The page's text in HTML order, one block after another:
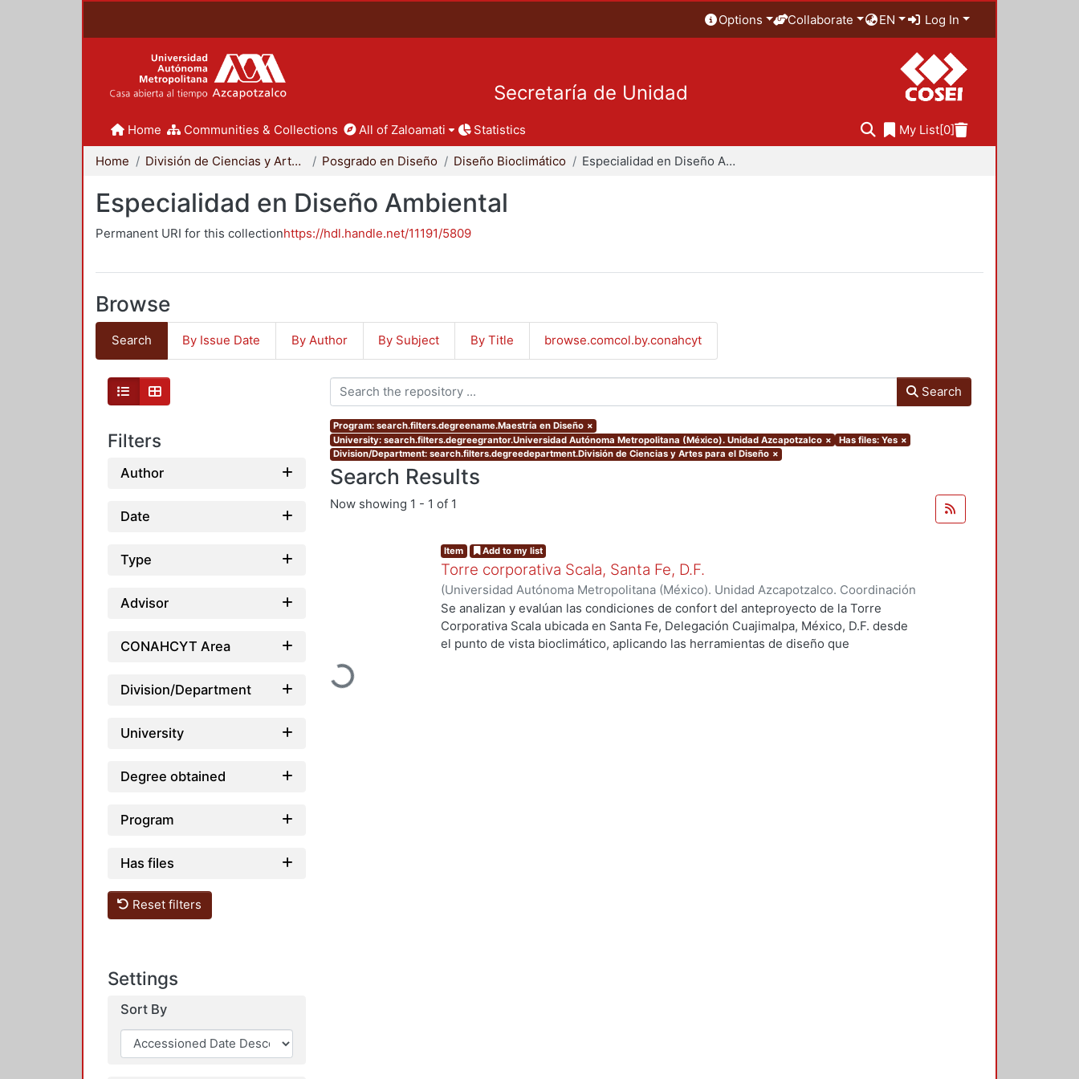
Options Collaborate EN Log In
Secretaría de Unidad
Home Communities & Collections All of Zaloamati Statistics My List[0]
Home División de Ciencias y Artes para el Diseño Posgrado en Diseño Diseño Bioclimático Especialidad en Diseño Ambiental
Especialidad en Diseño Ambiental
Permanent URI for this collectionhttps://hdl.handle.net/11191/5809
Browse
Search By Issue Date By Author By Subject By Title browse.comcol.by.conahcyt
Filters
Author
Date
Type
Advisor
CONAHCYT Area
Division/Department
University
Degree obtained
Program
Has files
Reset filters
Settings
Sort By
Search
Program: search.filters.degreename.Maestría en Diseño ×
University: search.filters.degreegrantor.Universidad Autónoma Metropolitana (México). Unidad Azcapotzalco × Has files: Yes ×
Division/Department: search.filters.degreedepartment.División de Ciencias y Artes para el Diseño ×
Search Results
Now showing 1 - 1 of 1
Loading...
Item Add to my list
Torre corporativa Scala, Santa Fe, D.F.
(Universidad Autónoma Metropolitana (México). Unidad Azcapotzalco. Coordinación
de Servicios de Información.,1999)Corro Eguia, Guillermo Heriberto
Se analizan y evalúan las condiciones de confort del anteproyecto de la Torre
Corporativa Scala ubicada en Santa Fe, Delegación Cuajimalpa, México, D.F. desde
el punto de vista bioclimático, aplicando las herramientas de diseño que